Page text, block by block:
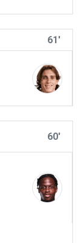
61'
60'